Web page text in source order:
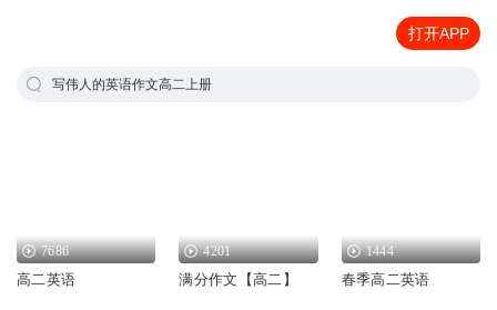
打开APP
写伟人的英语作文高二上册
7686
高二英语
4201
满分作文【高二】
1444
春季高二英语